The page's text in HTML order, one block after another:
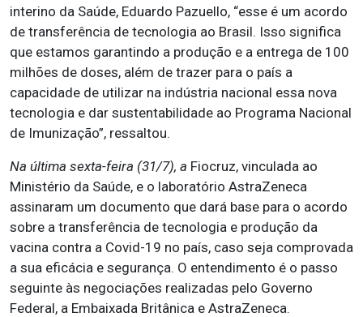
interino da Saúde, Eduardo Pazuello, “esse é um acordo
de transferência de tecnologia ao Brasil. Isso significa
que estamos garantindo a produção e a entrega de 100
milhões de doses, além de trazer para o país a
capacidade de utilizar na indústria nacional essa nova
tecnologia e dar sustentabilidade ao Programa Nacional
de Imunização”, ressaltou.
Na última sexta-feira (31/7), a Fiocruz, vinculada ao
Ministério da Saúde, e o laboratório AstraZeneca
assinaram um documento que dará base para o acordo
sobre a transferência de tecnologia e produção da
vacina contra a Covid-19 no país, caso seja comprovada
a sua eficácia e segurança. O entendimento é o passo
seguinte às negociações realizadas pelo Governo
Federal, a Embaixada Britânica e AstraZeneca.